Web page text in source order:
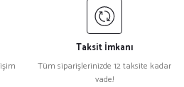
Taksit İmkanı
Tüm siparişlerinizde 12 taksite kadar
vade!